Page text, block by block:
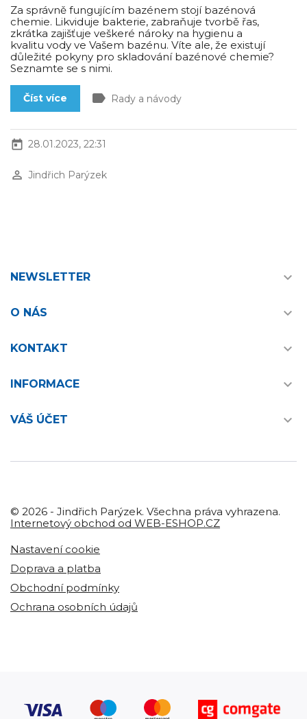
Za správně fungujícím bazénem stojí bazénová
chemie. Likviduje bakterie, zabraňuje tvorbě řas,
zkrátka zajišťuje veškeré nároky na hygienu a
kvalitu vody ve Vašem bazénu. Víte ale, že existují
důležité pokyny pro skladování bazénové chemie?
Seznamte se s nimi.
Číst více label Rady a návody
today 28.01.2023, 22:31
perm_identity Jindřich Parýzek
NEWSLETTER 
O NÁS 
KONTAKT 
INFORMACE 
VÁŠ ÚČET 
© 2026 - Jindřich Parýzek. Všechna práva vyhrazena.
Internetový obchod od WEB-ESHOP.CZ
Nastavení cookie
Doprava a platba
Obchodní podmínky
Ochrana osobních údajů